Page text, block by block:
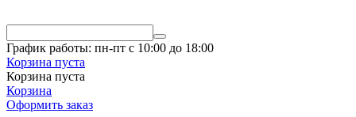
График работы: пн-пт с 10:00 до 18:00
Корзина пуста
Корзина пуста
Корзина
Оформить заказ